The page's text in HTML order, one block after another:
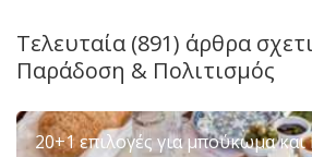
Τελευταία (891) άρθρα
Παράδοση & Πολιτισμός
20+1 επιλογές για μπούκωμα